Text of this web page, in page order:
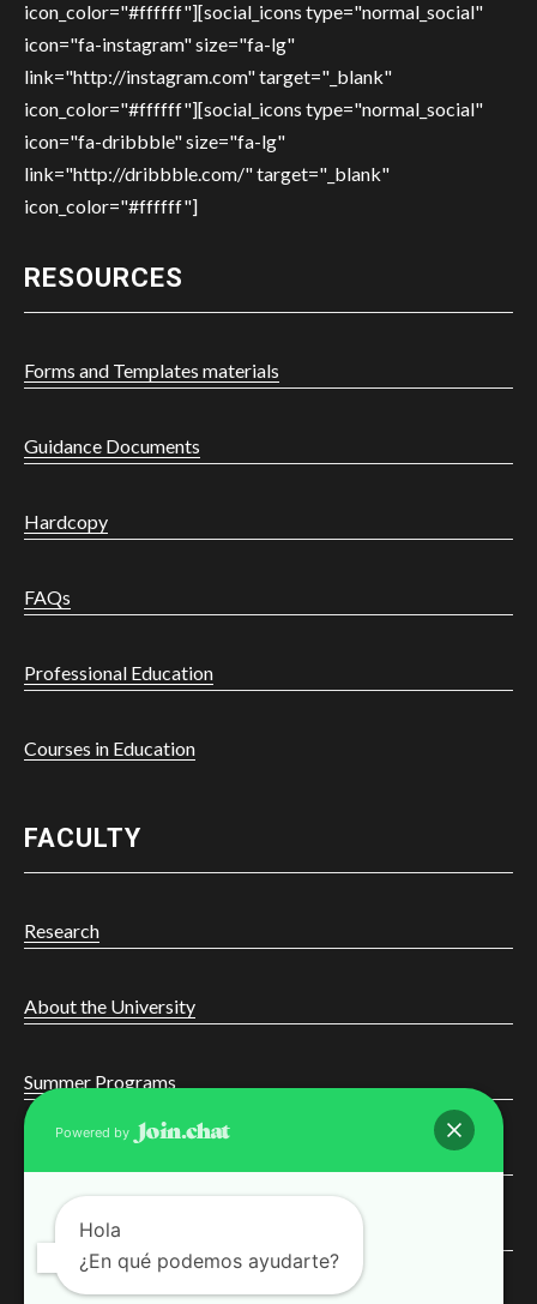
icon_color="#ffffff"][social_icons type="normal_social"
icon="fa-instagram" size="fa-lg"
link="http://instagram.com" target="_blank"
icon_color="#ffffff"][social_icons type="normal_social"
icon="fa-dribbble" size="fa-lg"
link="http://dribbble.com/" target="_blank"
icon_color="#ffffff"]
RESOURCES
Forms and Templates materials
Guidance Documents
Hardcopy
FAQs
Professional Education
Courses in Education
FACULTY
Research
About the University
Summer Programs
Courses
Powered by
Hola
¿En qué podemos ayudarte?